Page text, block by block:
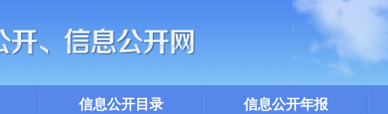
信息公开目录 信息公开年报